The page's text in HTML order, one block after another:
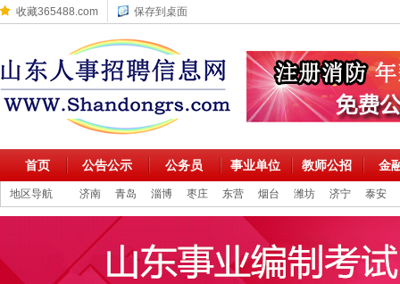
收藏365488.com 保存到桌面
首页 公告公示 公务员 事业单位 教师公招 金
地区导航 济南 青岛 淄博 枣庄 东营 烟台 潍坊 济宁 泰安